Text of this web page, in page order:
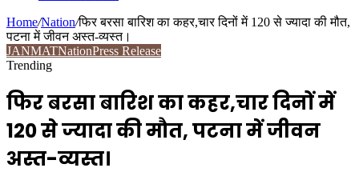
Home/Nation/फिर बरसा बारिश का कहर,चार दिनों में 120 से ज्यादा की मौत,
पटना में जीवन अस्त-व्यस्त।
JANMATNationPress Release
Trending
फिर बरसा बारिश का कहर,चार दिनों में
120 से ज्यादा की मौत, पटना में जीवन
अस्त-व्यस्त।